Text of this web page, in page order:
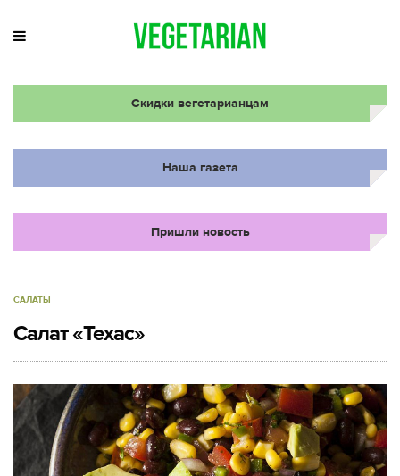
Скидки вегетарианцам
Наша газета
Пришли новость
САЛАТЫ
Салат «Техас»